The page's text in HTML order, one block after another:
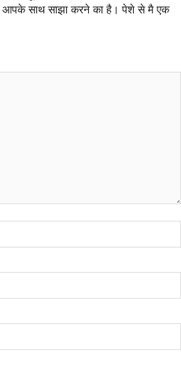
आपके साथ साझा करने का है। पेशे से मै एक